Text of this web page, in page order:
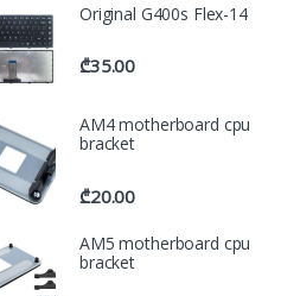
Original G400s Flex-14
₾35.00
AM4 motherboard cpu
bracket
₾20.00
AM5 motherboard cpu
bracket